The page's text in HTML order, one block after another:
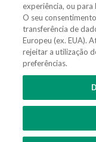
Uso
Advogados e
experiência, ou
O seu
transferência de
Europeu (ex. EUA).
rejeitar a utilização
preferências.